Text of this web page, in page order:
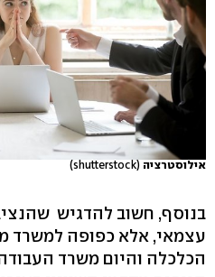
אילוסטרציה(shutterstock)
בנוסף, חשוב להדגיש
עצמאי, אלא כפופה למשרד
הכלכלה והיום משרד